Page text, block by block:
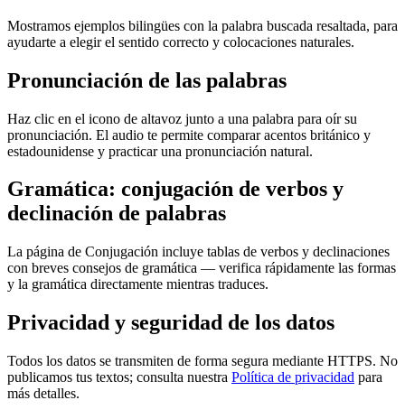
Mostramos ejemplos bilingües con la palabra buscada resaltada, para
ayudarte a elegir el sentido correcto y colocaciones naturales.
Pronunciación de las palabras
Haz clic en el icono de altavoz junto a una palabra para oír su
pronunciación. El audio te permite comparar acentos británico y
estadounidense y practicar una pronunciación natural.
Gramática: conjugación de verbos y
declinación de palabras
La página de Conjugación incluye tablas de verbos y declinaciones
con breves consejos de gramática — verifica rápidamente las formas
y la gramática directamente mientras traduces.
Privacidad y seguridad de los datos
Todos los datos se transmiten de forma segura mediante HTTPS. No
publicamos tus textos; consulta nuestra Política de privacidad para
más detalles.